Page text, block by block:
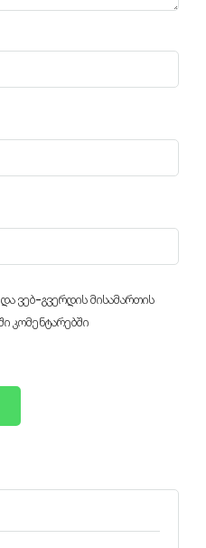
ვებ-გვერდის მისამართის
კომენტარებში